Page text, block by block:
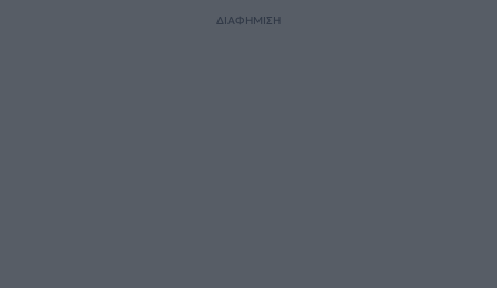
ΔΙΑΦΗΜΙΣΗ